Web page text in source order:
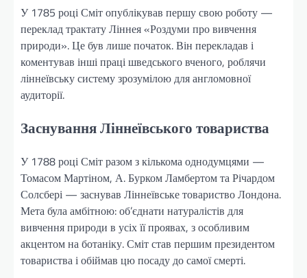
У 1785 році Сміт опублікував першу свою роботу —
переклад трактату Ліннея «Роздуми про вивчення
природи». Це був лише початок. Він перекладав і
коментував інші праці шведського вченого, роблячи
ліннеївську систему зрозумілою для англомовної
аудиторії.
Заснування Ліннеївського товариства
У 1788 році Сміт разом з кількома однодумцями —
Томасом Мартіном, А. Бурком Ламбертом та Річардом
Солсбері — заснував Ліннеївське товариство Лондона.
Мета була амбітною: об’єднати натуралістів для
вивчення природи в усіх її проявах, з особливим
акцентом на ботаніку. Сміт став першим президентом
товариства і обіймав цю посаду до самої смерті.